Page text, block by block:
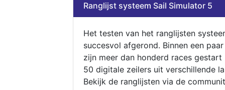
Ranglijst systeem Sail Simulator 5
Het testen van het ranglijsten
succesvol afgerond. Binnen een
zijn meer dan honderd races gestart
50 digitale zeilers uit verschillende
Bekijk de ranglijsten via de